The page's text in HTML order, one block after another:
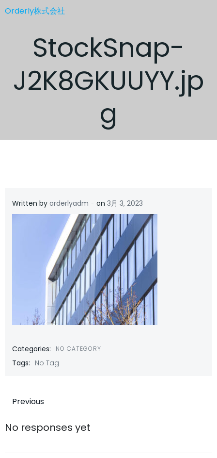
ン
ツ
ス
キ
プ
Orderly株式会社
StockSnap-
J2K8GKUUYY.jp
g
Written by orderlyadm - on 3月 3, 2023
Categories: NO CATEGORY
Tags: No Tag
投
稿
Previous
No responses yet